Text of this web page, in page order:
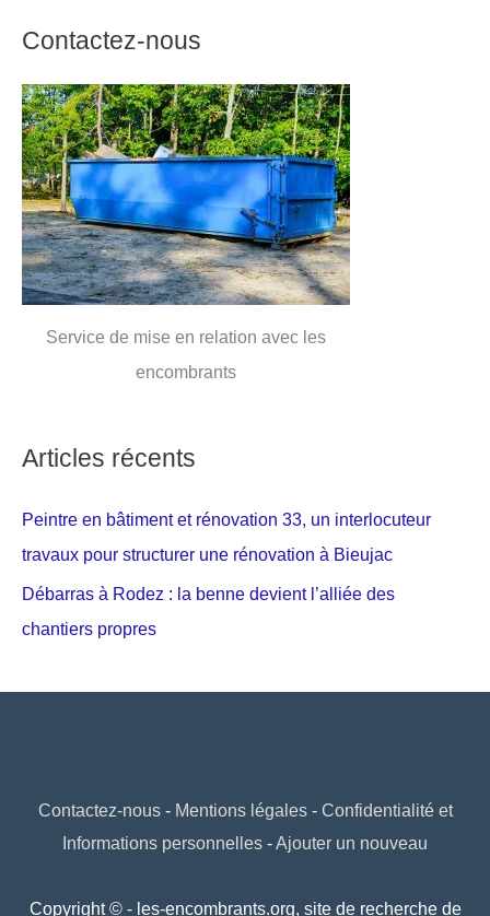
Contactez-nous
Service de mise en relation avec les
encombrants
Articles récents
Peintre en bâtiment et rénovation 33, un interlocuteur
travaux pour structurer une rénovation à Bieujac
Débarras à Rodez : la benne devient l’alliée des
chantiers propres
Contactez-nous- Mentions légales- Confidentialité et
Informations personnelles -Ajouter un nouveau
Copyright © - les-encombrants.org, site de recherche de